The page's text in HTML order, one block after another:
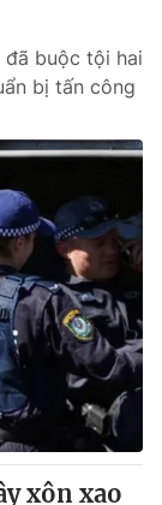
đã buộc tội hai
bị tấn công
xôn xao